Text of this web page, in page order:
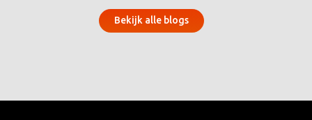
Bekijk alle blogs